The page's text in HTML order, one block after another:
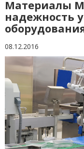
Материалы
надежность
08.12.2016